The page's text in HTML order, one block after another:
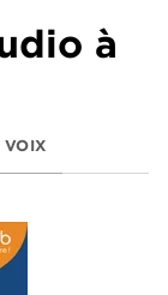
à
VOIX